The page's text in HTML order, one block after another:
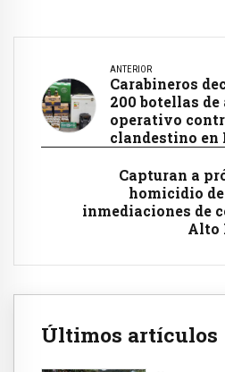
ANTERIOR
Carabineros
200 botellas
operativo
clandestino en
Capturan a
homicidio
inmediaciones de
Alto
Últimos artículos